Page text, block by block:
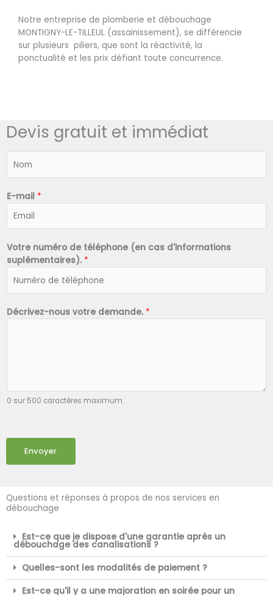
Notre entreprise de plomberie et débouchage
MONTIGNY-LE-TILLEUL (assainissement), se différencie
sur plusieurs piliers, que sont la réactivité, la
ponctualité et les prix défiant toute concurrence.
Devis gratuit et immédiat
*
E-mail *
Votre numéro de téléphone (en cas d'informations
suplémentaires). *
Décrivez-nous votre demande. *
0 sur 500 caractères maximum.
Envoyer
Questions et réponses à propos de nos services en
débouchage
Est-ce que je dispose d'une garantie après un
débouchage des canalisations ?
Quelles-sont les modalités de paiement ?
Est-ce qu'il y a une majoration en soirée pour un